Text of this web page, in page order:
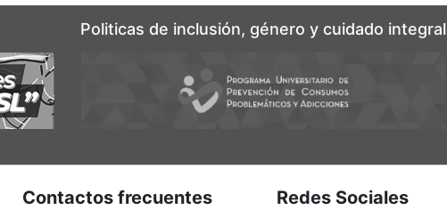
Politicas de inclusión, género y cuidado integral
Contactos frecuentes Redes Sociales